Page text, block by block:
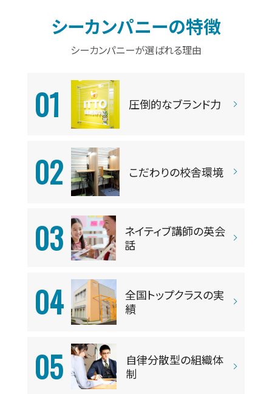
シーカンパニーの特徴
シーカンパニーが選ばれる理由
圧倒的なブランド力
01
こだわりの校舎環境
02
ネイティブ講師の英会
話
03
全国トップクラスの実
績
04
自律分散型の組織体
制
05